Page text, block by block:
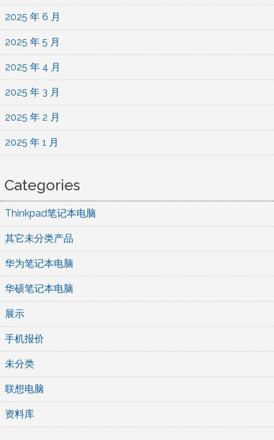
2025 年 6 月
2025 年 5 月
2025 年 4 月
2025 年 3 月
2025 年 2 月
2025 年 1 月
Categories
Thinkpad笔记本电脑
其它未分类产品
华为笔记本电脑
华硕笔记本电脑
展示
手机报价
未分类
联想电脑
资料库